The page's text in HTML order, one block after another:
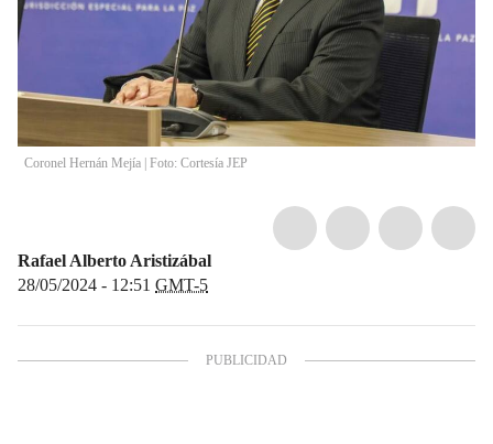
Coronel Hernán Mejía | Foto: Cortesía JEP
Rafael Alberto Aristizábal
28/05/2024 - 12:51 GMT-5